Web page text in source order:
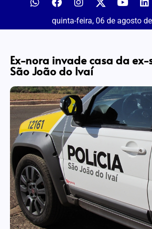
quinta-feira, 06 de agosto
Ex-nora invade casa da ex-
São João do Ivaí